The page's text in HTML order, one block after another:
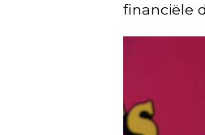
financiële